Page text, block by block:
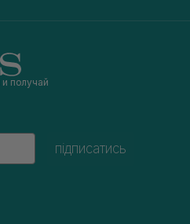
и получай
підписатись